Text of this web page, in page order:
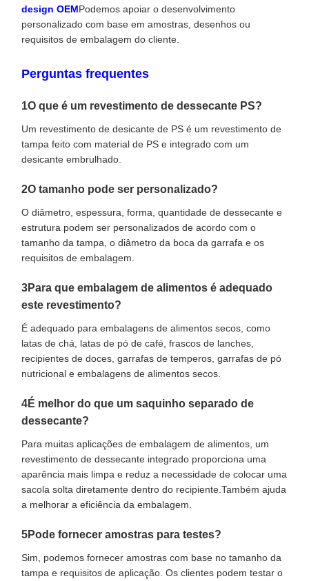
design OEMPodemos apoiar o desenvolvimento
personalizado com base em amostras, desenhos ou
requisitos de embalagem do cliente.
Perguntas frequentes
1O que é um revestimento de dessecante PS?
Um revestimento de desicante de PS é um revestimento de
tampa feito com material de PS e integrado com um
desicante embrulhado.
2O tamanho pode ser personalizado?
O diâmetro, espessura, forma, quantidade de dessecante e
estrutura podem ser personalizados de acordo com o
tamanho da tampa, o diâmetro da boca da garrafa e os
requisitos de embalagem.
3Para que embalagem de alimentos é adequado
este revestimento?
É adequado para embalagens de alimentos secos, como
latas de chá, latas de pó de café, frascos de lanches,
recipientes de doces, garrafas de temperos, garrafas de pó
nutricional e embalagens de alimentos secos.
4É melhor do que um saquinho separado de
dessecante?
Para muitas aplicações de embalagem de alimentos, um
revestimento de dessecante integrado proporciona uma
aparência mais limpa e reduz a necessidade de colocar uma
sacola solta diretamente dentro do recipiente.Também ajuda
a melhorar a eficiência da embalagem.
5Pode fornecer amostras para testes?
Sim, podemos fornecer amostras com base no tamanho da
tampa e requisitos de aplicação. Os clientes podem testar o